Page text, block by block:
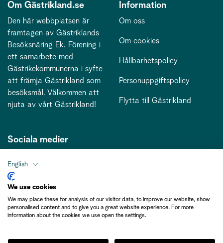
Om Gästrikland.se
Den här webbplatsen är
framtagen av Gästriklands
Besöksnäring Ek. Förening i
ett samarbete med
Gästrikekommunerna i syfte
att främja Gästrikland som
besöksmål. Välkommen att
njuta av vårt Gästrikland!
Information
Om oss
Om cookies
Hållbarhetspolicy
Personuppgiftspolicy
Flytta till Gästrikland
Sociala medier
Kontakt
kontakt@gastriklandsbesoksnaring.se
English
We use cookies
We may place these for analysis of our visitor data, to improve our website, show
personalised content and to give you a great website experience. For more
information about the cookies we use open the settings.